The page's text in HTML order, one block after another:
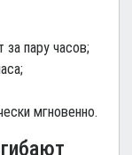
пару часов;
мгновенно.